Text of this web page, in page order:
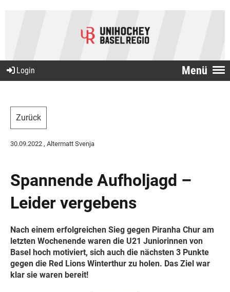
Menü
Login
Zurück
30.09.2022 , Altermatt Svenja
Spannende Aufholjagd –
Leider vergebens
Nach einem erfolgreichen Sieg gegen Piranha Chur am
letzten Wochenende waren die U21 Juniorinnen von
Basel hoch motiviert, sich auch die nächsten 3 Punkte
gegen die Red Lions Winterthur zu holen. Das Ziel war
klar sie waren bereit!